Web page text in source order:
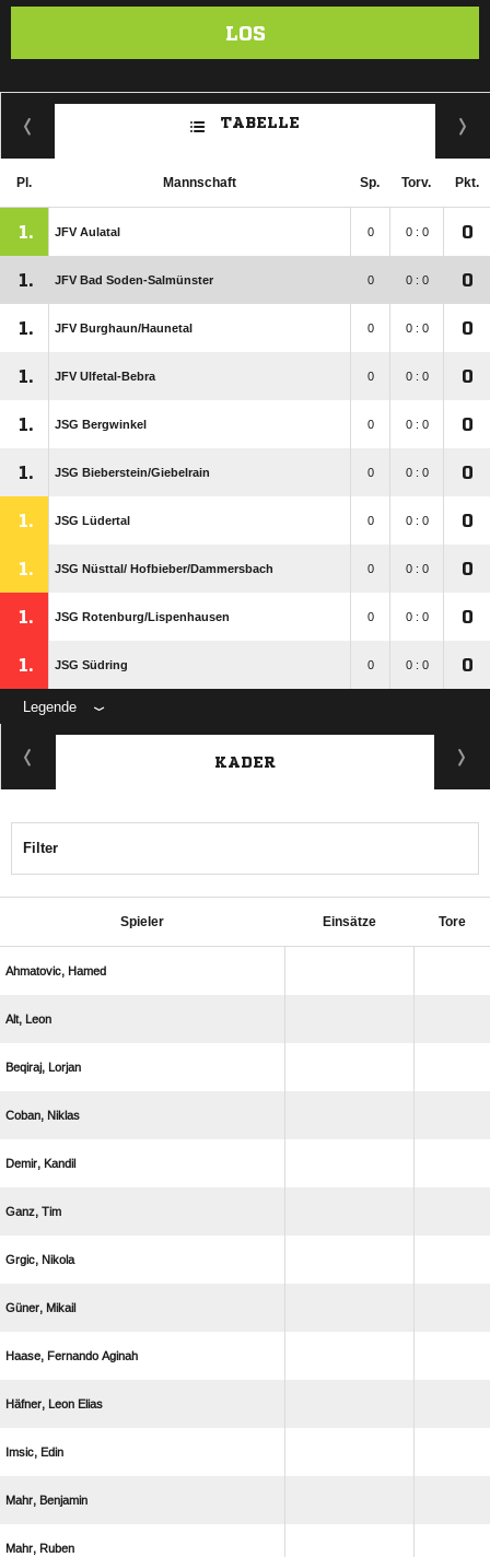
LOS
TABELLE
Pl. Mannschaft Sp. Torv. Pkt.
1. JFV Aulatal 0 0 : 0 0
1. JFV Bad Soden-Salmünster 0 0 : 0 0
1. JFV Burghaun/​Haunetal 0 0 : 0 0
1. JFV Ulfetal-Bebra 0 0 : 0 0
1. JSG Bergwinkel 0 0 : 0 0
1. JSG Bieberstein/​Giebelrain 0 0 : 0 0
1. JSG Lüdertal 0 0 : 0 0
1. JSG Nüsttal/​ Hofbieber/​Dammersbach 0 0 : 0 0
1. JSG Rotenburg/​Lispenhausen 0 0 : 0 0
1. JSG Südring 0 0 : 0 0
Legende
KADER
Filter
Spieler Einsätze Tore
 
 
 
 
 
 
 
 
  
  
 
 
 